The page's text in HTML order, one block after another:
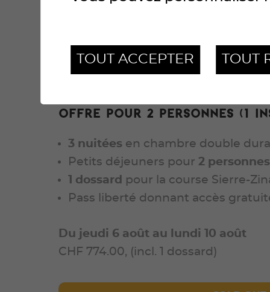
Profitez d’un séjour à Zinal dans
parcours de la mythique course
Offre pour 2 personnes (1
3 nuitées en chambre double
Petits déjeuners pour 2 personnes
1 dossard pour la course Sierre-
Pass liberté donnant accès
Du jeudi 6 août au lundi 10 août
CHF 774.00, (incl. 1 dossard)
TOUT ACCEPTER TOUT